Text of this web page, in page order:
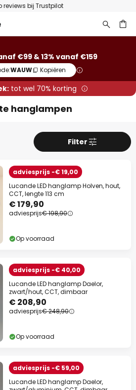
uit 50.000 lampen
€99 & 13% vanaf €159
WAUW Kopiëren
tot wel 70% korting
hanglampen
Filter
adviesprijs -€ 19,00
Lucande LED hanglamp Holven, hout,
CCT, lengte 113 cm
€ 179,90
adviesprijs€ 198,90
Op voorraad
adviesprijs -€ 40,00
Lucande LED hanglamp Daelor,
zwart/hout, CCT, dimbaar
€ 208,90
adviesprijs€ 248,90
Op voorraad
adviesprijs -€ 59,00
Lucande LED hanglamp Daelor,
korting
op bijna alles*
WAUW Kopiëren